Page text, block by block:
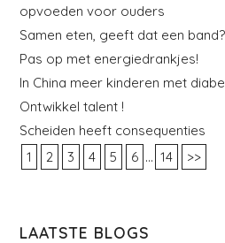
opvoeden voor ouders
Samen eten, geeft dat een band?
Pas op met energiedrankjes!
In China meer kinderen met
Ontwikkel talent !
Scheiden heeft consequenties
1
2 3 4 5 6 ... 14 >>
LAATSTE BLOGS